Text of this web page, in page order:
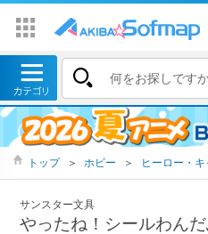
トップ ＞ ホビー ＞ ヒーロー・
サンスター文具
やったね！シールわん